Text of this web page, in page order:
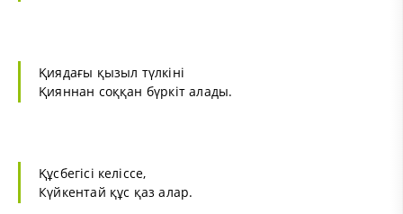
Қиядағы қызыл түлкіні
Қияннан соққан бүркіт алады.
Құсбегісі келіссе,
Күйкентай құс қаз алар.